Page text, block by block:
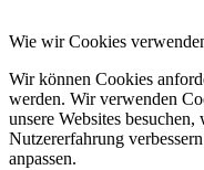
Wie wir Cookies
Wir können Cookies
werden. Wir verwenden
unsere Websites
Nutzererfahrung
anpassen.